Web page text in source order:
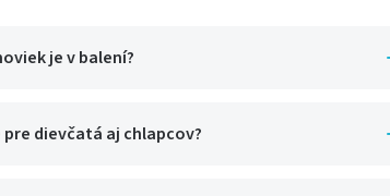
je v balení?
pre dievčatá aj chlapcov?